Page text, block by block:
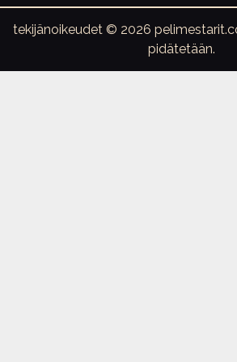
tekijänoikeudet © 2026
pidätetään.